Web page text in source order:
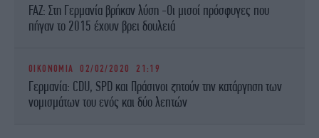
FAZ: Στη Γερμανία βρήκαν λύση -Οι μισοί πρόσφυγες που
πήγαν το 2015 έχουν βρει δουλειά
ΟΙΚΟΝΟΜΙΑ 02/02/2020 21:19
Γερμανία: CDU, SPD και Πράσινοι ζητούν την κατάργηση των
νομισμάτων του ενός και δύο λεπτών